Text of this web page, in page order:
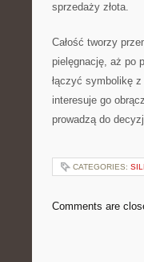
sprzedaży złota.
Całość tworzy
pielęgnację, aż po
łączyć symbolikę
interesuje go
prowadzą do
CATEGORIES:
Comments are